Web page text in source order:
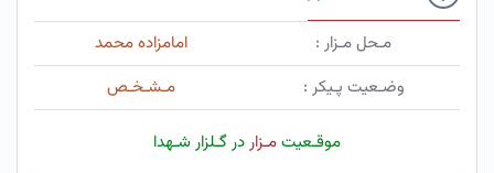
مـحل مـزار :
امامزاده محمد
وضـعیت پـیکر :
مـشـخـص
موقـعیتمـزاردر گـلزار شـهدا